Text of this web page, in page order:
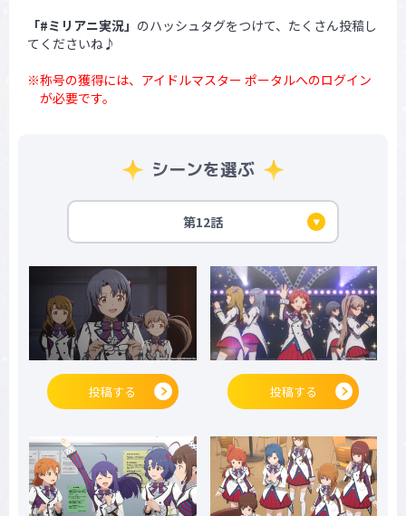
「#ミリアニ実況」 のハッシュタグをつけて、たくさん投稿し
てくださいね♪
称号の獲得には、アイドルマスター ポータルへのログイン
が必要です。
シーンを選ぶ
第12話
投稿する 投稿する